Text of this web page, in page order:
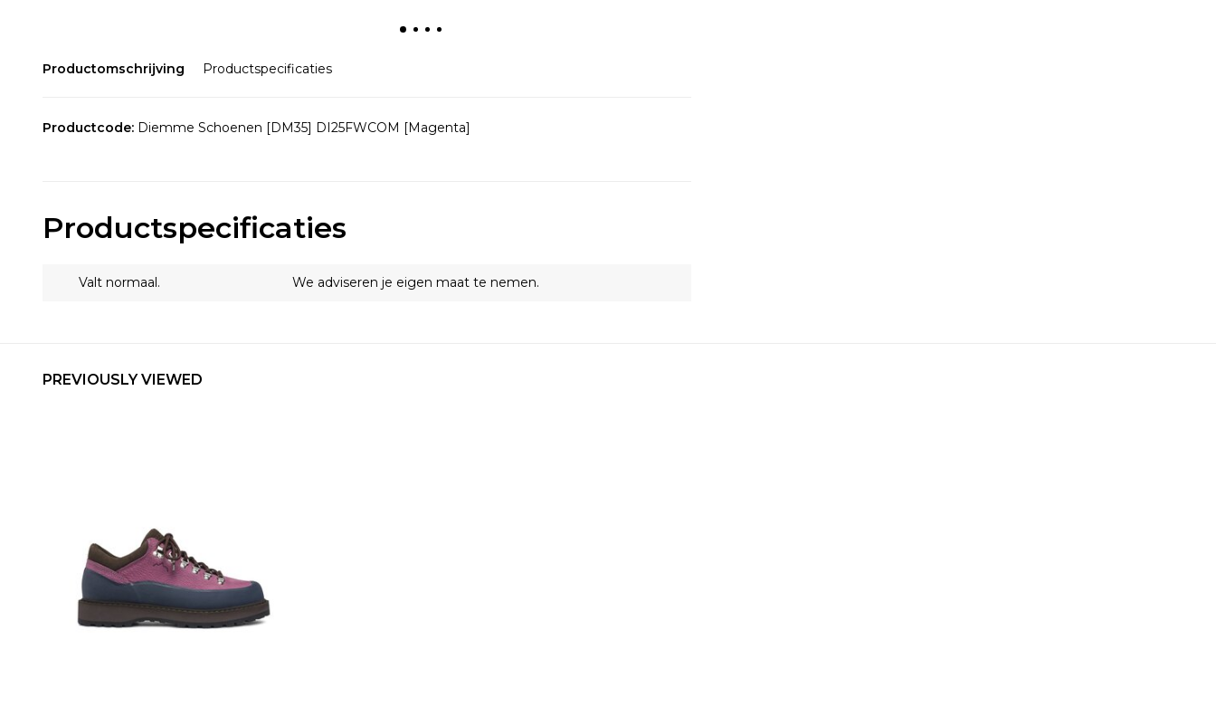
Productomschrijving Productspecificaties
Productcode: Diemme Schoenen [DM35] DI25FWCOM [Magenta]
Productspecificaties
Valt normaal. We adviseren je eigen maat te nemen.
PREVIOUSLY VIEWED